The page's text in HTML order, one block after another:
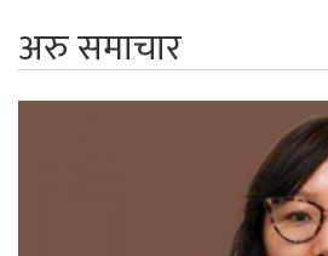
अरु समाचार